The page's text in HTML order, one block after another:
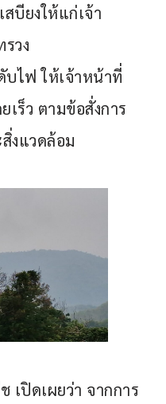
บียงให้แก่เจ้า
วง
บไฟ ให้เจ้าหน้าที่
ร็ว ตามข้อสั่งการ
งแวดล้อม
ปิดเผยว่า จากการ